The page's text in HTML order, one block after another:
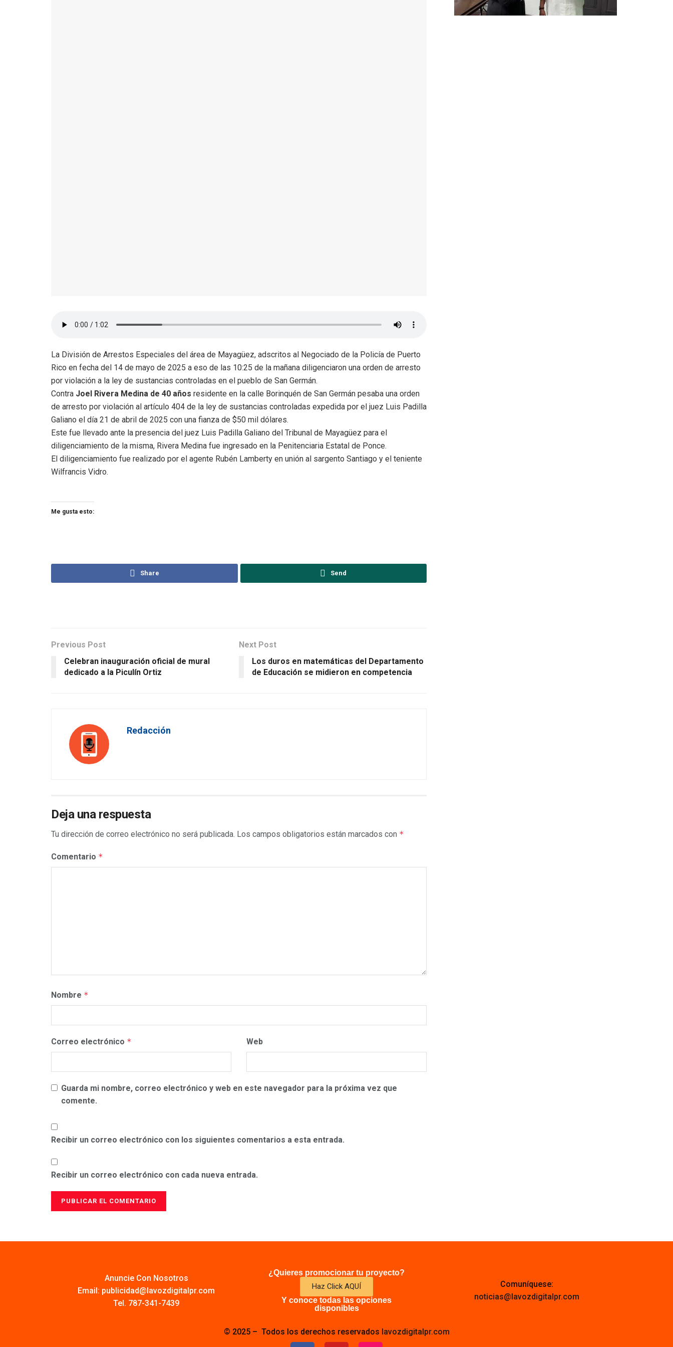
La División de Arrestos Especiales del área de Mayagüez, adscritos al Negociado de la Policía de Puerto
Rico en fecha del 14 de mayo de 2025 a eso de las 10:25 de la mañana diligenciaron una orden de arresto
por violación a la ley de sustancias controladas en el pueblo de San Germán.
Contra Joel Rivera Medina de 40 años residente en la calle Borinquén de San Germán pesaba una orden
de arresto por violación al artículo 404 de la ley de sustancias controladas expedida por el juez Luis Padilla
Galiano el día 21 de abril de 2025 con una fianza de $50 mil dólares.
Este fue llevado ante la presencia del juez Luis Padilla Galiano del Tribunal de Mayagüez para el
diligenciamiento de la misma, Rivera Medina fue ingresado en la Penitenciaria Estatal de Ponce.
El diligenciamiento fue realizado por el agente Rubén Lamberty en unión al sargento Santiago y el teniente
Wilfrancis Vidro.
Me gusta esto:
Share Send
Previous Post
Celebran inauguración oficial de mural
dedicado a la Piculín Ortiz
Next Post
Los duros en matemáticas del Departamento
de Educación se midieron en competencia
Redacción
Deja una respuesta
Tu dirección de correo electrónico no será publicada. Los campos obligatorios están marcados con *
Comentario *
Nombre *
Correo electrónico * Web
Guarda mi nombre, correo electrónico y web en este navegador para la próxima vez que
comente.
Recibir un correo electrónico con los siguientes comentarios a esta entrada.
Recibir un correo electrónico con cada nueva entrada.
Anuncie Con Nosotros
Email: publicidad@lavozdigitalpr.com
Tel. 787-341-7439
¿Quieres promocionar tu proyecto?
Haz Click AQUÍ
Y conoce todas las opciones
disponibles
Comuníquese:
noticias@lavozdigitalpr.com
© 2025 – Todos los derechos reservados lavozdigitalpr.com